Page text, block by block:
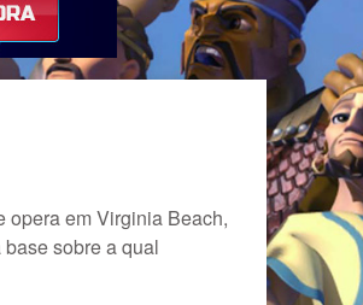
opera em Virginia Beach,
sobre a qual